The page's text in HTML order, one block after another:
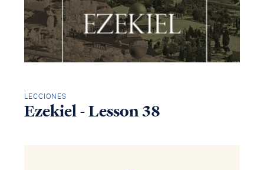
LECCIONES
Ezekiel - Lesson 38